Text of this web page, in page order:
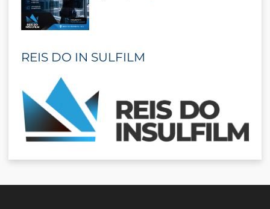
REIS DO IN SULFILM